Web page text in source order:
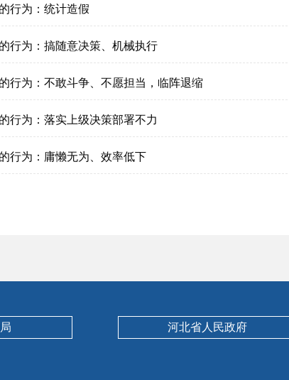
行为：统计造假
行为：搞随意决策、机械执行
行为：不敢斗争、不愿担当，临阵退缩
行为：落实上级决策部署不力
行为：庸懒无为、效率低下
河北省人民政府